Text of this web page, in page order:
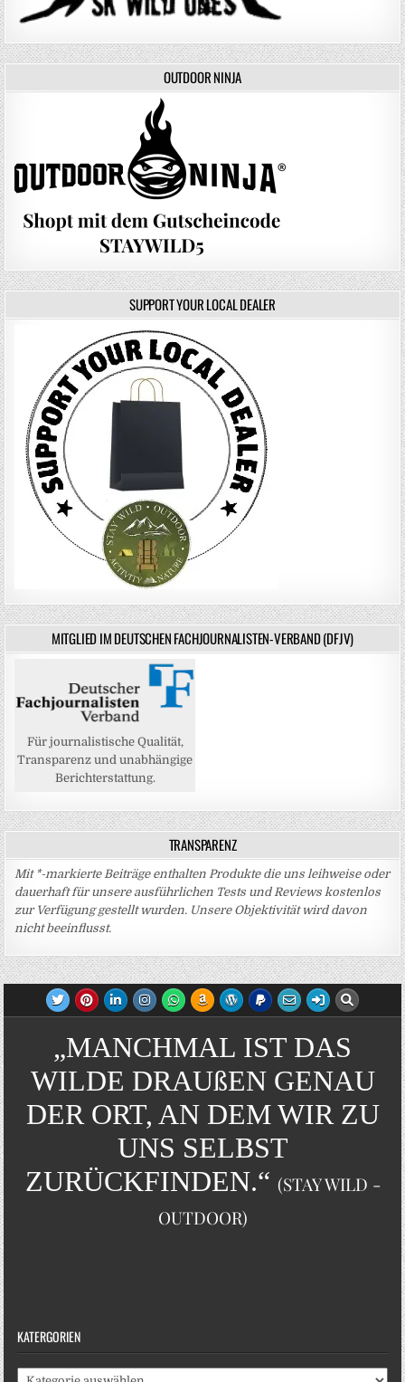
OUTDOOR NINJA
SUPPORT YOUR LOCAL DEALER
MITGLIED IM DEUTSCHEN FACHJOURNALISTEN-VERBAND (DFJV)
Für journalistische Qualität,
Transparenz und unabhängige
Berichterstattung.
TRANSPARENZ
Mit *-markierte Beiträge enthalten Produkte die uns leihweise oder
dauerhaft für unsere ausführlichen Tests und Reviews kostenlos
zur Verfügung gestellt wurden. Unsere Objektivität wird davon
nicht beeinflusst.
„MANCHMAL IST DAS
WILDE DRAUßEN GENAU
DER ORT, AN DEM WIR ZU
UNS SELBST
ZURÜCKFINDEN.“ (STAY WILD -
OUTDOOR)
KATERGORIEN
Katergorien